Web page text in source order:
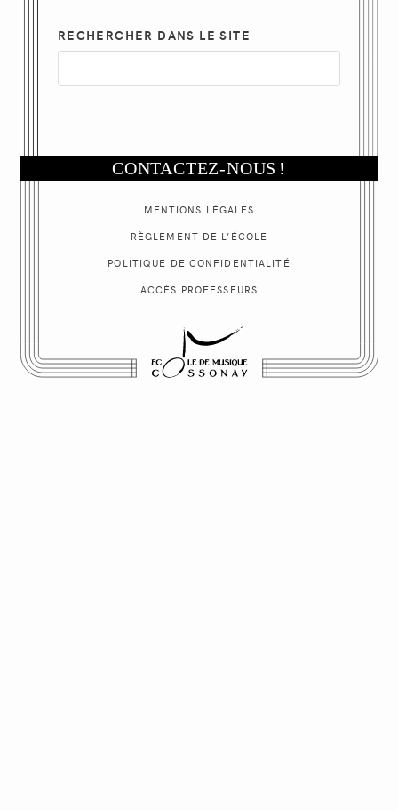
RECHERCHER DANS LE SITE
CONTACTEZ-NOUS !
MENTIONS LÉGALES
RÈGLEMENT DE L’ÉCOLE
POLITIQUE DE CONFIDENTIALITÉ
ACCÈS PROFESSEURS